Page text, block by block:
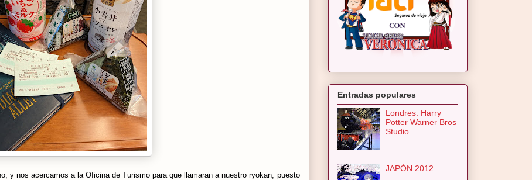
y nos acercamos a la Oficina de Turismo para que llamaran a nuestro ryokan, puesto
Entradas populares
Londres: Harry
Potter Warner Bros
Studio
JAPÓN 2012